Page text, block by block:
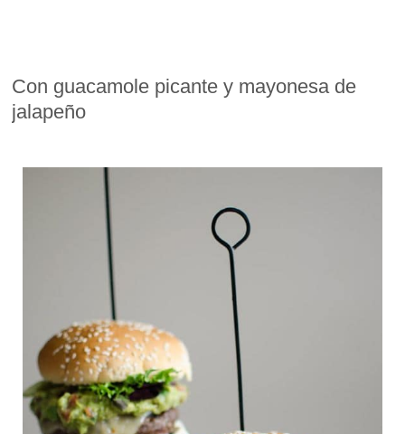
Con guacamole picante y mayonesa de
jalapeño